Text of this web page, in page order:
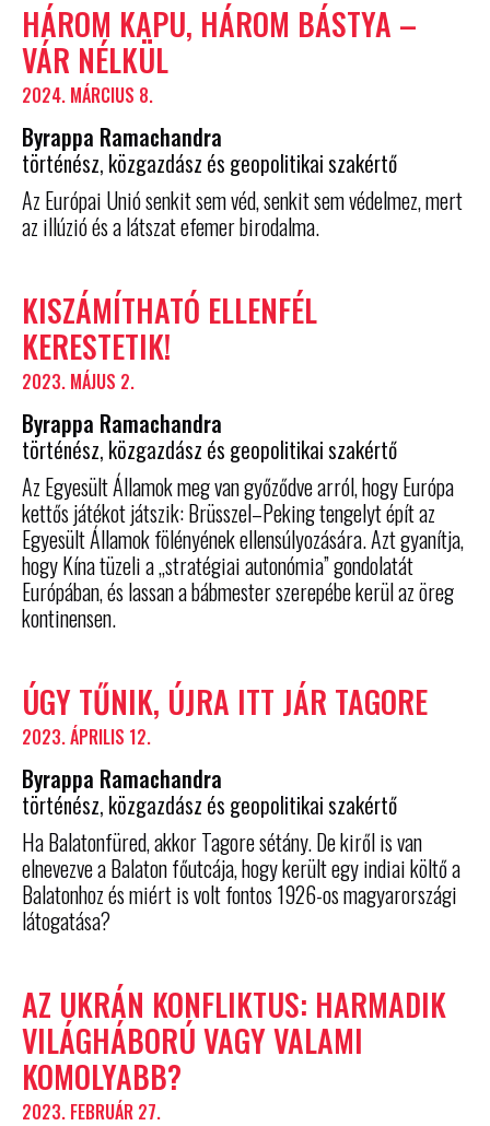
HÁROM KAPU, HÁROM BÁSTYA –
VÁR NÉLKÜL
2024. MÁRCIUS 8.
Byrappa Ramachandra
történész, közgazdász és geopolitikai szakértő
Az Európai Unió senkit sem véd, senkit sem védelmez, mert
az illúzió és a látszat efemer birodalma.
KISZÁMÍTHATÓ ELLENFÉL
KERESTETIK!
2023. MÁJUS 2.
Byrappa Ramachandra
történész, közgazdász és geopolitikai szakértő
Az Egyesült Államok meg van győződve arról, hogy Európa
kettős játékot játszik: Brüsszel–Peking tengelyt épít az
Egyesült Államok fölényének ellensúlyozására. Azt gyanítja,
hogy Kína tüzeli a „stratégiai autonómia” gondolatát
Európában, és lassan a bábmester szerepébe kerül az öreg
kontinensen.
ÚGY TŰNIK, ÚJRA ITT JÁR TAGORE
2023. ÁPRILIS 12.
Byrappa Ramachandra
történész, közgazdász és geopolitikai szakértő
Ha Balatonfüred, akkor Tagore sétány. De kiről is van
elnevezve a Balaton főutcája, hogy került egy indiai költő a
Balatonhoz és miért is volt fontos 1926-os magyarországi
látogatása?
AZ UKRÁN KONFLIKTUS: HARMADIK
VILÁGHÁBORÚ VAGY VALAMI
KOMOLYABB?
2023. FEBRUÁR 27.